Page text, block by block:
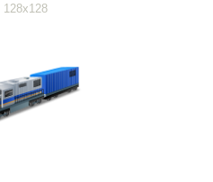
128x128